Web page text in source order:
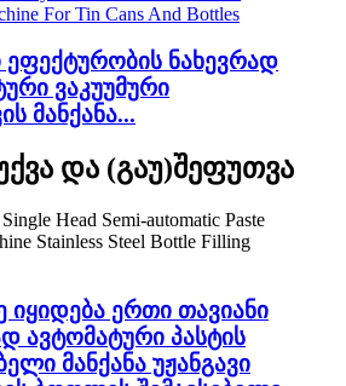
ნახევრად
ვაკუუმური
მანქანა...
და (გაუ)შეფუთვა
იყიდება ერთი თავიანი
ავტომატური პასტის
მანქანა უჟანგავი